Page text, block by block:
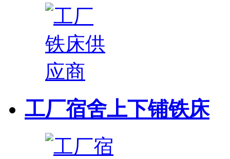
工厂宿舍上下铺铁床